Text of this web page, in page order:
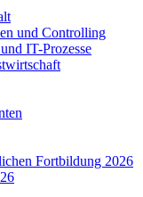
und Controlling
IT-Prozesse
Fortbildung 2026